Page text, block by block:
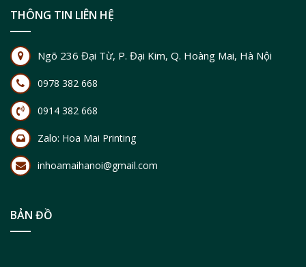
THÔNG TIN LIÊN HỆ
Ngõ 236 Đại Từ, P. Đại Kim, Q. Hoàng Mai, Hà Nội
0978 382 668
0914 382 668
Zalo: Hoa Mai Printing
inhoamaihanoi@gmail.com
BẢN ĐỒ